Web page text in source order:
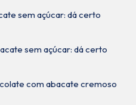
sem açúcar: dá certo
sem açúcar: dá certo
com abacate cremoso